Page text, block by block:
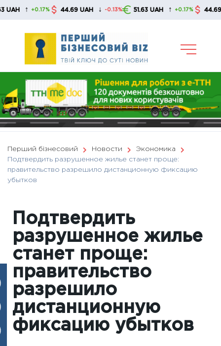
Skip
↑ +0.17% 44.69 UAH ↓ -0.13% 51.63 UAH ↑ +0.17% 44.69 UAH
Перший бізнесовий Новости
Экономика
Подтвердить разрушенное жилье станет проще:
правительство разрешило дистанционную фиксацию
убытков
Подтвердить
разрушенное жилье
станет проще:
правительство
разрешило
дистанционную
фиксацию убытков